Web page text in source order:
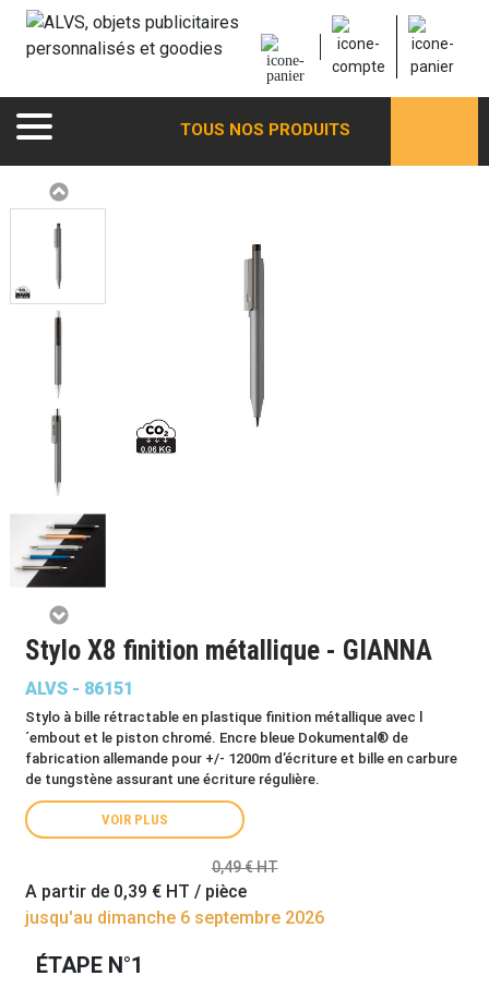
TOUS NOS PRODUITS
Stylo X8 finition métallique - GIANNA
ALVS - 86151
Stylo à bille rétractable en plastique finition métallique avec l
´embout et le piston chromé. Encre bleue Dokumental® de
fabrication allemande pour +/- 1200m d’écriture et bille en carbure
de tungstène assurant une écriture régulière.
VOIR PLUS
0,49 € HT
A partir de 0,39 € HT / pièce
jusqu'au dimanche 6 septembre 2026
ÉTAPE N°1